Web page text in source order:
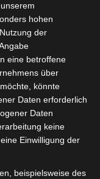
der ersten 15
2026/2027
2026/2027 –
19./20.
– AS Soliman
2 zu
hohen
der
eine betroffene
über
könnte
Daten erforderlich
Daten
keine
Einwilligung der
beispielsweise des